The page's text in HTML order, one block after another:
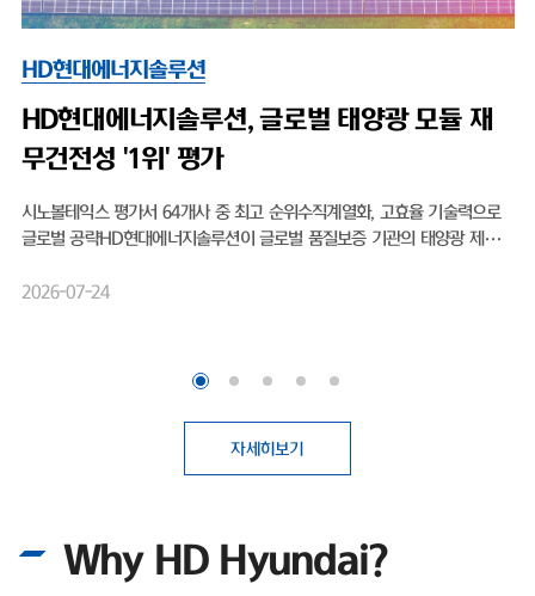
자세히보기
HD현대에너지솔루션
HD현대엔솔, 출범 후 첫 신용등급 'A-'…태양
광 영토 확장 박차
HD현대엔솔, 출범 후 첫 신용등급 'A-'…태양광 영토 확장 박차무차입 경
영, 작년 영업익 1077% 상승 미국 OBBBA 수혜·비중국 공급망 강점 태
처음으로 기업신용 'A' 등급을 획득하며 글로벌 시장 공략을 위한 보폭을 넓
이스신용평가로부터 기업 장기신용등급 'A-(안정적)'를 부여받았다. 2016
신용평가사에 기업신용등급 산정을 의뢰해 평가를 받은 것은 이번이 처음
다.첫 등급 부여임에도 불구하고 곧바로 상위권 등급인 'A-'를 획득했다. 기
업신용등급 'A'는 전반적인 채무상환 능력이 높고, 장래 급격한 환경 변화에
는 설립 이후 회사채 발행 없이 사업을 영위해 왔으며, 총차입금보다 현금성
자산이 더 많은 마이너스(-) 순차입금 기조를 유지하고 있다.재무 건전성을
2026-04-21
Why HD Hyundai?